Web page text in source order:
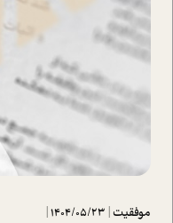
موفقیت|
1404/05/23
|